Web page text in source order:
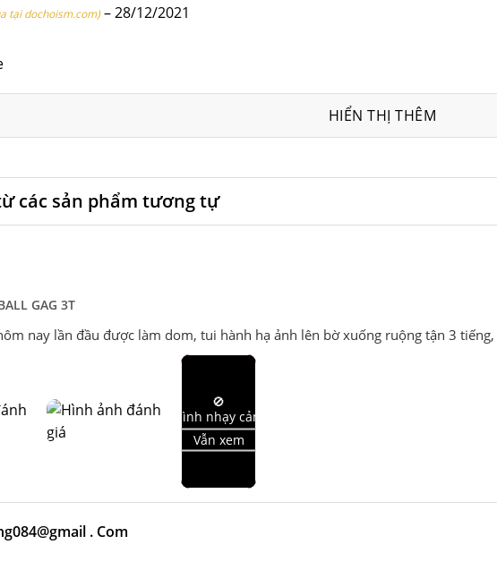
tại dochoism.com) –28/12/2021
HIỂN THỊ THÊM
các sản phẩm tương tự
GAG 3T
nay lần đầu được làm dom, tui hành hạ ảnh lên bờ xuống ruộng tận 3
🚫
Hình nhạy cảm
Vẫn xem
. Com